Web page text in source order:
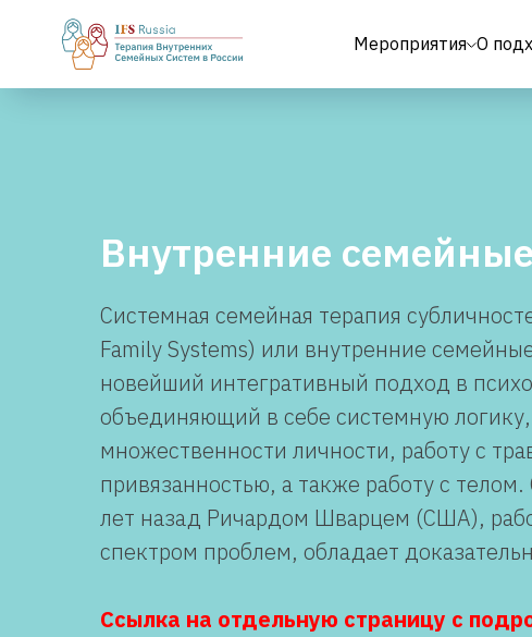
Мероприятия О
Внутренние
Cистемная семейная терапия
Family Systems) или внутренние
новейший интегративный подход в
объединяющий в себе системную
множественности личности, работу с
привязанностью, а также работу с
лет назад Ричардом Шварцем (США),
спектром проблем, обладает
Ссылка на отдельную страницу с